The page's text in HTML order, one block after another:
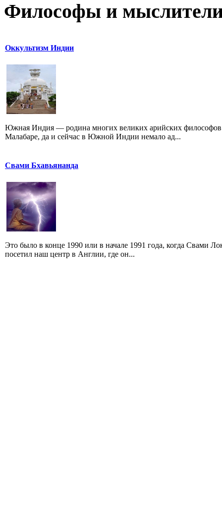
Философы и
Оккультизм Индии
Южная Индия — родина многих великих арийских
Малабаре, да и сейчас в Южной Индии немало ад...
Свами Бхавьянанда
Это было в конце 1990 или в начале 1991 года, когда Свами
посетил наш центр в Англии, где он...